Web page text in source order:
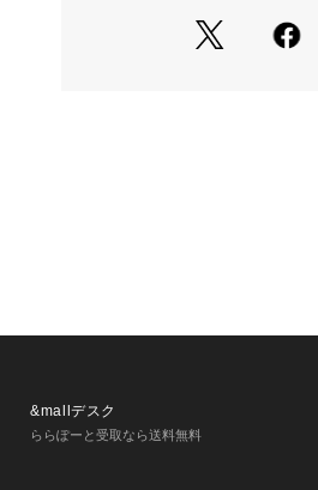
&mallデスク
ららぽーと受取なら送料無料